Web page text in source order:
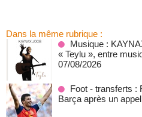
Dans la même rubrique :
Musique :
« Teylu », entre
07/08/2026
Foot - transferts :
Barça après un